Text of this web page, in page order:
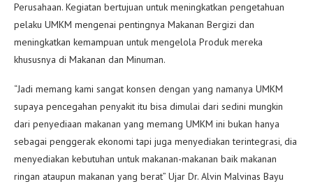
Perusahaan. Kegiatan bertujuan untuk meningkatkan pengetahuan
pelaku UMKM mengenai pentingnya Makanan Bergizi dan
meningkatkan kemampuan untuk mengelola Produk mereka
khususnya di Makanan dan Minuman.
“Jadi memang kami sangat konsen dengan yang namanya UMKM
supaya pencegahan penyakit itu bisa dimulai dari sedini mungkin
dari penyediaan makanan yang memang UMKM ini bukan hanya
sebagai penggerak ekonomi tapi juga menyediakan terintegrasi, dia
menyediakan kebutuhan untuk makanan-makanan baik makanan
ringan ataupun makanan yang berat” Ujar Dr. Alvin Malvinas Bayu